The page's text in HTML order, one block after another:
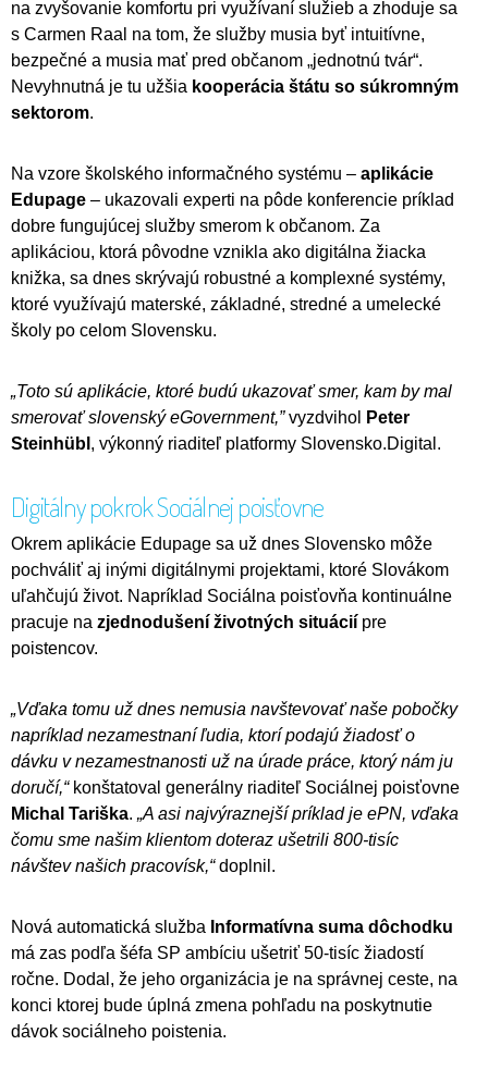
na zvyšovanie komfortu pri využívaní služieb a zhoduje sa
s Carmen Raal na tom, že služby musia byť intuitívne,
bezpečné a musia mať pred občanom „jednotnú tvár“.
Nevyhnutná je tu užšia kooperácia štátu so súkromným
sektorom.
Na vzore školského informačného systému – aplikácie
Edupage – ukazovali experti na pôde konferencie príklad
dobre fungujúcej služby smerom k občanom. Za
aplikáciou, ktorá pôvodne vznikla ako digitálna žiacka
knižka, sa dnes skrývajú robustné a komplexné systémy,
ktoré využívajú materské, základné, stredné a umelecké
školy po celom Slovensku.
„Toto sú aplikácie, ktoré budú ukazovať smer, kam by mal
smerovať slovenský eGovernment,”vyzdvihol
Peter
Steinhübl , výkonný riaditeľ platformy Slovensko.Digital.
Digitálny pokrok Sociálnej poisťovne
Okrem aplikácie Edupage sa už dnes Slovensko môže
pochváliť aj inými digitálnymi projektami, ktoré Slovákom
uľahčujú život. Napríklad Sociálna poisťovňa kontinuálne
pracuje na zjednodušení životných situácií pre
poistencov.
„Vďaka tomu už dnes nemusia navštevovať naše pobočky
napríklad nezamestnaní ľudia, ktorí podajú žiadosť o
dávku v nezamestnanosti už na úrade práce, ktorý nám ju
doručí,“ konštatoval generálny riaditeľ Sociálnej poisťovne
Michal Tariška. „A asi najvýraznejší príklad je ePN, vďaka
čomu sme našim klientom doteraz ušetrili 800-tisíc
návštev našich pracovísk,“doplnil.
Nová automatická služba Informatívna suma dôchodku
má zas podľa šéfa SP ambíciu ušetriť 50-tisíc žiadostí
ročne. Dodal, že jeho organizácia je na správnej ceste, na
konci ktorej bude úplná zmena pohľadu na poskytnutie
dávok sociálneho poistenia.